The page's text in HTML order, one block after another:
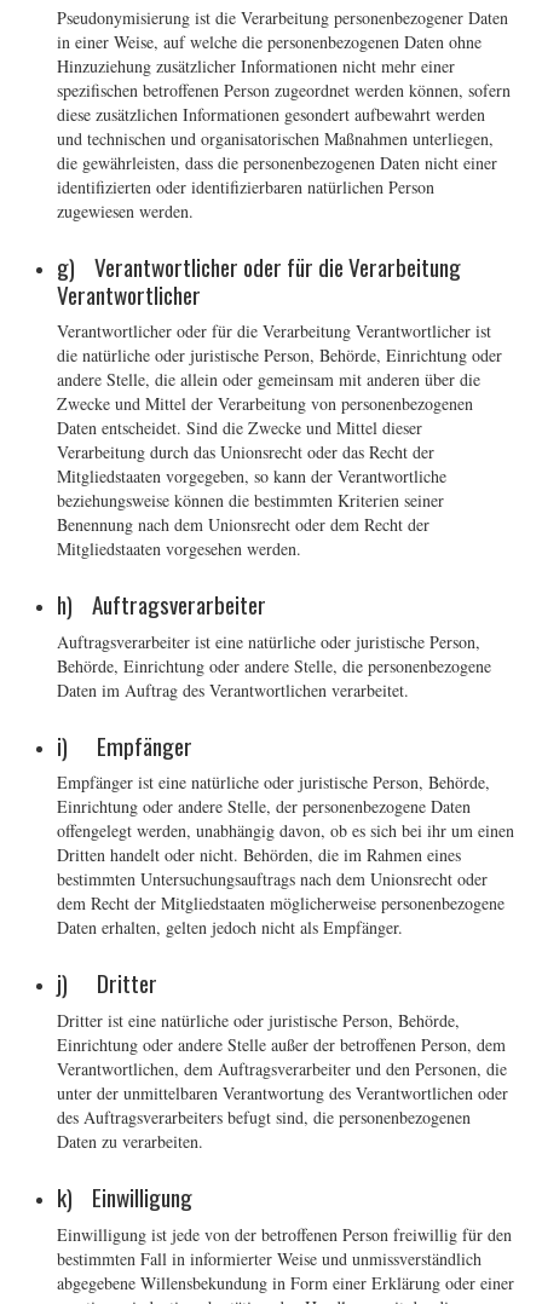
Pseudonymisierung ist die Verarbeitung personenbezogener Daten
in einer Weise, auf welche die personenbezogenen Daten ohne
Hinzuziehung zusätzlicher Informationen nicht mehr einer
spezifischen betroffenen Person zugeordnet werden können, sofern
diese zusätzlichen Informationen gesondert aufbewahrt werden
und technischen und organisatorischen Maßnahmen unterliegen,
die gewährleisten, dass die personenbezogenen Daten nicht einer
identifizierten oder identifizierbaren natürlichen Person
zugewiesen werden.
g) Verantwortlicher oder für die Verarbeitung
Verantwortlicher
Verantwortlicher oder für die Verarbeitung Verantwortlicher ist
die natürliche oder juristische Person, Behörde, Einrichtung oder
andere Stelle, die allein oder gemeinsam mit anderen über die
Zwecke und Mittel der Verarbeitung von personenbezogenen
Daten entscheidet. Sind die Zwecke und Mittel dieser
Verarbeitung durch das Unionsrecht oder das Recht der
Mitgliedstaaten vorgegeben, so kann der Verantwortliche
beziehungsweise können die bestimmten Kriterien seiner
Benennung nach dem Unionsrecht oder dem Recht der
Mitgliedstaaten vorgesehen werden.
h) Auftragsverarbeiter
Auftragsverarbeiter ist eine natürliche oder juristische Person,
Behörde, Einrichtung oder andere Stelle, die personenbezogene
Daten im Auftrag des Verantwortlichen verarbeitet.
i) Empfänger
Empfänger ist eine natürliche oder juristische Person, Behörde,
Einrichtung oder andere Stelle, der personenbezogene Daten
offengelegt werden, unabhängig davon, ob es sich bei ihr um einen
Dritten handelt oder nicht. Behörden, die im Rahmen eines
bestimmten Untersuchungsauftrags nach dem Unionsrecht oder
dem Recht der Mitgliedstaaten möglicherweise personenbezogene
Daten erhalten, gelten jedoch nicht als Empfänger.
j) Dritter
Dritter ist eine natürliche oder juristische Person, Behörde,
Einrichtung oder andere Stelle außer der betroffenen Person, dem
Verantwortlichen, dem Auftragsverarbeiter und den Personen, die
unter der unmittelbaren Verantwortung des Verantwortlichen oder
des Auftragsverarbeiters befugt sind, die personenbezogenen
Daten zu verarbeiten.
k) Einwilligung
Einwilligung ist jede von der betroffenen Person freiwillig für den
bestimmten Fall in informierter Weise und unmissverständlich
abgegebene Willensbekundung in Form einer Erklärung oder einer